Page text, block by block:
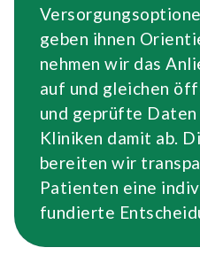
geben ihnen
nehmen wir das
auf und gleichen
und geprüfte
Kliniken damit ab.
bereiten wir
Patienten eine
fundierte